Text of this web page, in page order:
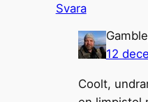
Svara
12
Coolt,